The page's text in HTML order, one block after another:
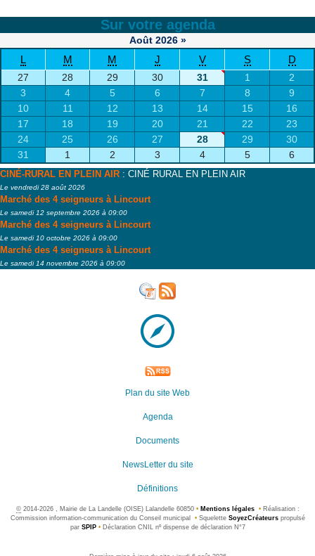
Sur votre agenda
Août 2026 »
L M M J V S D
27 28 29 30 31 1
2
3
4 5 6 7 8
9
10
11 12 13 14 15
16
17
18 19 20 21 22
23
24
25 26 27 28 29
30
31
1 2 3 4 5 6
CINÉ-RURAL EN PLEIN AIR : CINÉ RURAL EN PLEIN AIR
Le vendredi 28 août 2026
Marché des 4 seigneurs à Lincourt
Le samedi 12 septembre 2026 à 09:00
Marché des 4 seigneurs à Lincourt
Le samedi 10 octobre 2026 à 09:00
Marché des 4 seigneurs à Lincourt
Le samedi 14 novembre 2026 à 09:00
Plan du site Web
Agenda
Documents
NewsLetter du site
Définitions
©2014-2026 , Mairie de La Landelle (OISE) Lalandelle 60850 • Mentions légales • Réalisation :
Commission information-communication du Conseil municipal
•Squelette SoyezCréateurspropulsé
par SPIP •Déclaration CNIL nº dispense de déclaration N°7